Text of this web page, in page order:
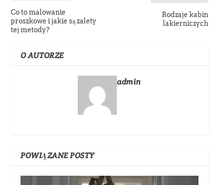
Co to malowanie
proszkowe i jakie są zalety
tej metody?
Rodzaje kabin
lakierniczych
O AUTORZE
admin
POWIĄZANE POSTY